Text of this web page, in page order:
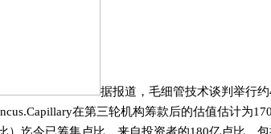
据报道，毛细管技术谈判举行
在第三轮机构筹款后的估值估计为